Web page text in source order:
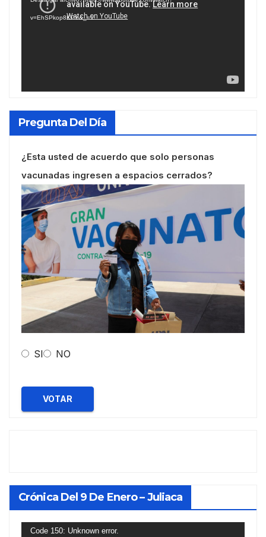
vídeo
v=EhSPkop8KPY&_=1
Pregunta Del Día
¿Esta usted de acuerdo que solo personas
vacunadas ingresen a espacios cerrados?
SI NO
VOTAR
Crónica Del 9 De Enero – Juliaca
Reproductor
Code 150: Unknown error.